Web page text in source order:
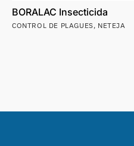
BORALAC Insecticida
CONTROL DE PLAGUES, NETEJA